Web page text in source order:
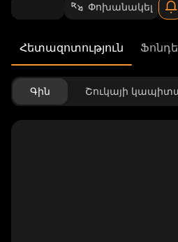
Փոխանակել
Հետազոտություն
Գին Շուկայի